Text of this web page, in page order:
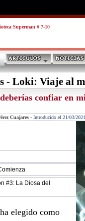
Superman # 7-10
- Loki: Viaje al
confiar en
Cuajares- Introducido el 21/03/2021
#3: La Diosa del
ha elegido como